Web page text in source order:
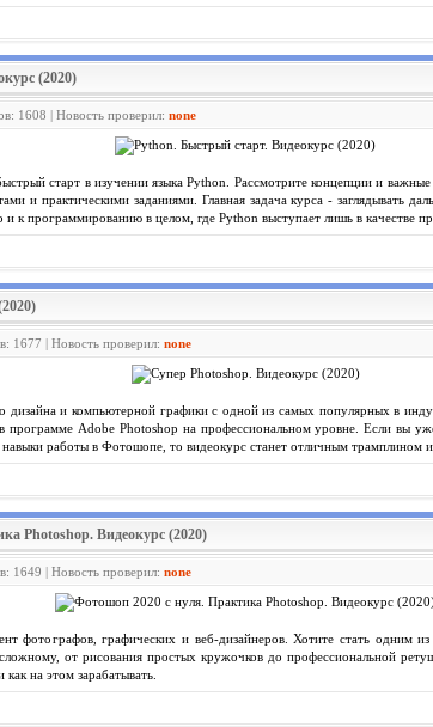
(2020)
1608 | Новость проверил: none
старт в изучении языка Python. Рассмотрите концепции и
и практическими заданиями. Главная задача курса - заглядывать
к программированию в целом, где Python выступает лишь в качестве
1677 | Новость проверил: none
дизайна и компьютерной графики с одной из самых популярных в
программе Adobe Photoshop на профессиональном уровне. Если вы
навыки работы в Фотошопе, то видеокурс станет отличным трамплином
Photoshop. Видеокурс (2020)
1649 | Новость проверил: none
фотографов, графических и веб-дизайнеров. Хотите стать одним
от рисования простых кружочков до профессиональной
на этом зарабатывать.